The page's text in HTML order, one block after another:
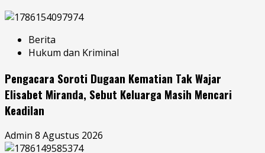
Berita
Hukum dan Kriminal
Pengacara Soroti Dugaan Kematian Tak Wajar
Elisabet Miranda, Sebut Keluarga Masih Mencari
Keadilan
Admin 8 Agustus 2026